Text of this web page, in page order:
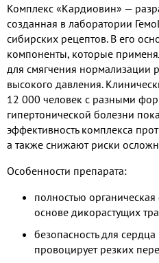
Комплекс «Кардиовин» —
созданная в лаборатории
сибирских рецептов. В его
компоненты, которые
для смягчения нормализации
высокого давления.
12 000 человек с разными
гипертонической болезни
эффективность комплекса
а также снижают риски
Особенности препарата:
полностью
основе дикорастущих
безопасность для
провоцирует резких